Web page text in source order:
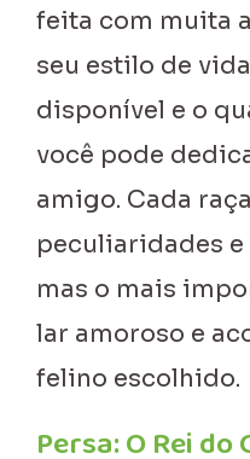
feita com muita
seu estilo de
disponível e o
você pode
amigo. Cada
peculiaridades
mas o mais
lar amoroso e
felino escolhido.
Persa: O Rei